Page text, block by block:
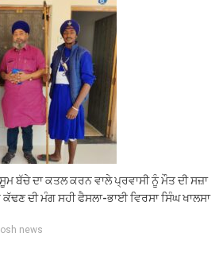
ਬੱਚੇ ਦਾ ਕਤਲ ਕਰਨ ਵਾਲੇ ਪ੍ਰਵਾਸੀ ਨੂੰ ਮੌਤ ਦੀ ਸਜ਼ਾ
ਦੀ ਮੰਗ ਸਹੀ ਫੈਸਲਾ-ਭਾਈ ਵਿਰਸਾ ਸਿੰਘ ਖਾਲਸਾ
news